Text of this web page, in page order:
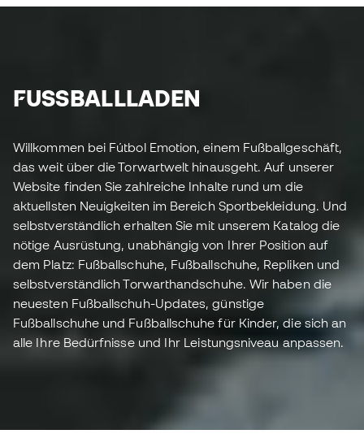
FUSSBALLLADEN
Willkommen bei Fútbol Emotion, einem Fußballgeschäft,
das weit über die Torwartwelt hinausgeht. Auf unserer
Website finden Sie zahlreiche Inhalte rund um die
aktuellsten Neuigkeiten im Bereich Sportbekleidung. Und
selbstverständlich erhalten Sie mit unserem Katalog die
nötige Ausrüstung, unabhängig von Ihrer Position auf
dem Platz: Fußballschuhe, Fußballschuhe, Repliken und
selbstverständlich Torwarthandschuhe. Wir haben die
neuesten Fußballschuh-Updates, günstige
Fußballschuhe und Fußballschuhe für Kinder, die sich an
alle Ihre Bedürfnisse und Ihr Leistungsniveau anpassen.